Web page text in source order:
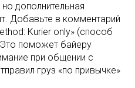
дополнительная
Добавьте в комментарий
Kurier only» (способ
поможет байеру
при общении с
груз «по привычке»